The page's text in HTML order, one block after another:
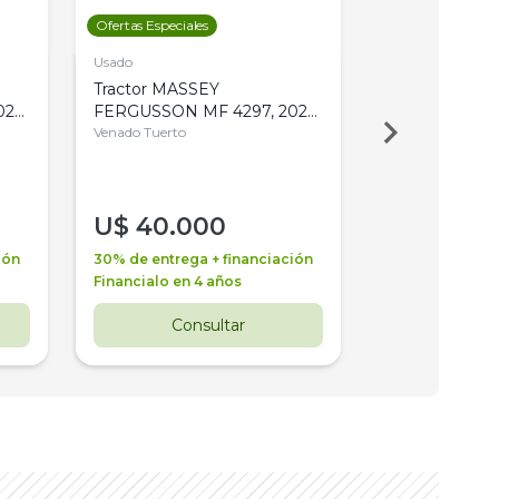
Ofertas Especiales
Usado
Tractor MASSEY
FERGUSSON MF 4297, 2020,
4WD, PATON
Venado Tuerto
U$ 40.000
30% de entrega + financiación
Financialo en 4 años
Consultar
Venado Tuerto